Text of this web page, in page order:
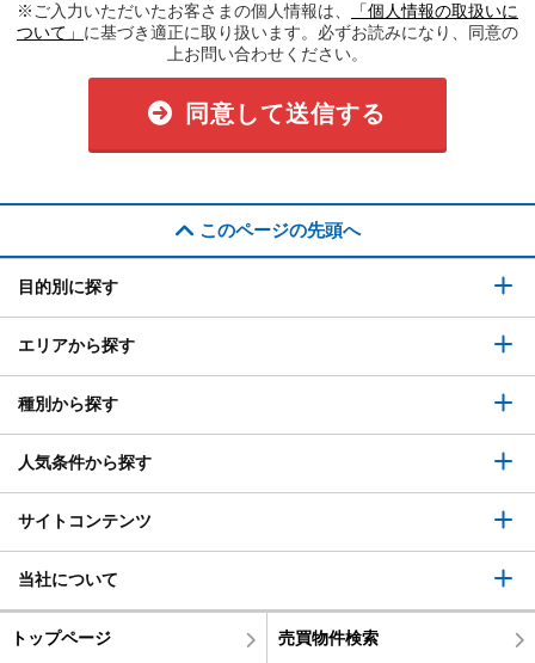
※ご入力いただいたお客さまの個人情報は、
「個人情報の取扱いに
ついて」 に基づき適正に取り扱います。必ずお読みになり、同意の
上お問い合わせください。
同意して送信する
このページの先頭へ
目的別に探す
エリアから探す
種別から探す
人気条件から探す
サイトコンテンツ
当社について
トップページ 売買物件検索